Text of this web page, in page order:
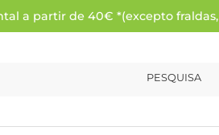
a partir de 40€ *(excepto
PESQUISA